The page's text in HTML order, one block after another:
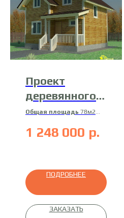
Проект
деревянного
дома 16-ДБ-5
Общая площадь 78м2
Материал
сухой
профилированный брус
1 248 000 р.
ПОДРОБНЕЕ
ЗАКАЗАТЬ